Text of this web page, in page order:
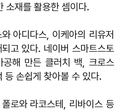
소재를 활용한 셈이다.
아디다스, 이케아의 리유저
고 있다. 네이버 스마트스토
공해 만든 클러치 백, 크로스
등 손쉽게 찾아볼 수 있다.
로와 라코스테, 리바이스 등